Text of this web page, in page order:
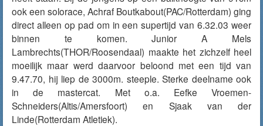
ook een solorace, Achraf Boutkabout(PAC/Rotterdam) ging
direct alleen op pad om in een supertijd van 6.32.03 weer
binnen te komen. Junior A Mels
Lambrechts(THOR/Roosendaal) maakte het zichzelf heel
moeilijk maar werd daarvoor beloond met een tijd van
9.47.70, hij liep de 3000m. steeple. Sterke deelname ook
in de mastercat. Met o.a. Eefke Vroemen-
Schneiders(Altis/Amersfoort) en Sjaak van der
Linde(Rotterdam Atletiek).